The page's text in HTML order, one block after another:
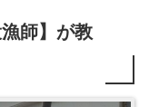
師】が教